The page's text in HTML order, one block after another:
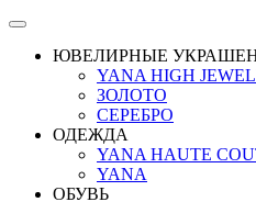
ЮВЕЛИРНЫЕ
YANA HIGH
ЗОЛОТО
СЕРЕБРО
ОДЕЖДА
YANA HAUTE
YANA
ОБУВЬ